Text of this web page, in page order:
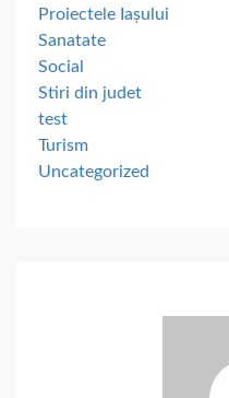
Proiectele Iașului
Sanatate
Social
Stiri din judet
test
Turism
Uncategorized